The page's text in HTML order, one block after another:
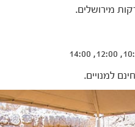
למנויים.